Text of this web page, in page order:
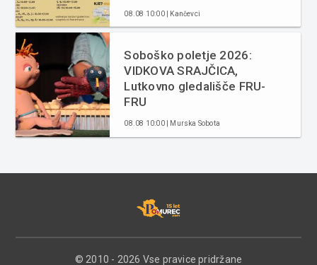
08.08 10:00 | Kančevci
Soboško poletje 2026:
VIDKOVA SRAJČICA,
Lutkovno gledališče FRU-
FRU
08.08 10:00 | Murska Sobota
© 2010 - 2026 Vse pravice pridržane